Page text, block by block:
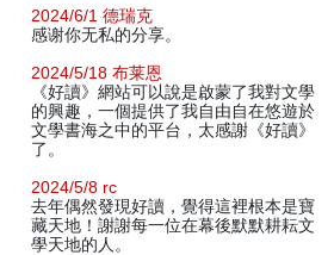
2024/6/1 德瑞克
感谢你无私的分享。
2024/5/18 布莱恩
《好讀》網站可以說是啟蒙了我對文學
的興趣，一個提供了我自由自在悠遊於
文學書海之中的平台，太感謝《好讀》
了。
2024/5/8 rc
去年偶然發現好讀，覺得這裡根本是寶
藏天地！謝謝每一位在幕後默默耕耘文
學天地的人。